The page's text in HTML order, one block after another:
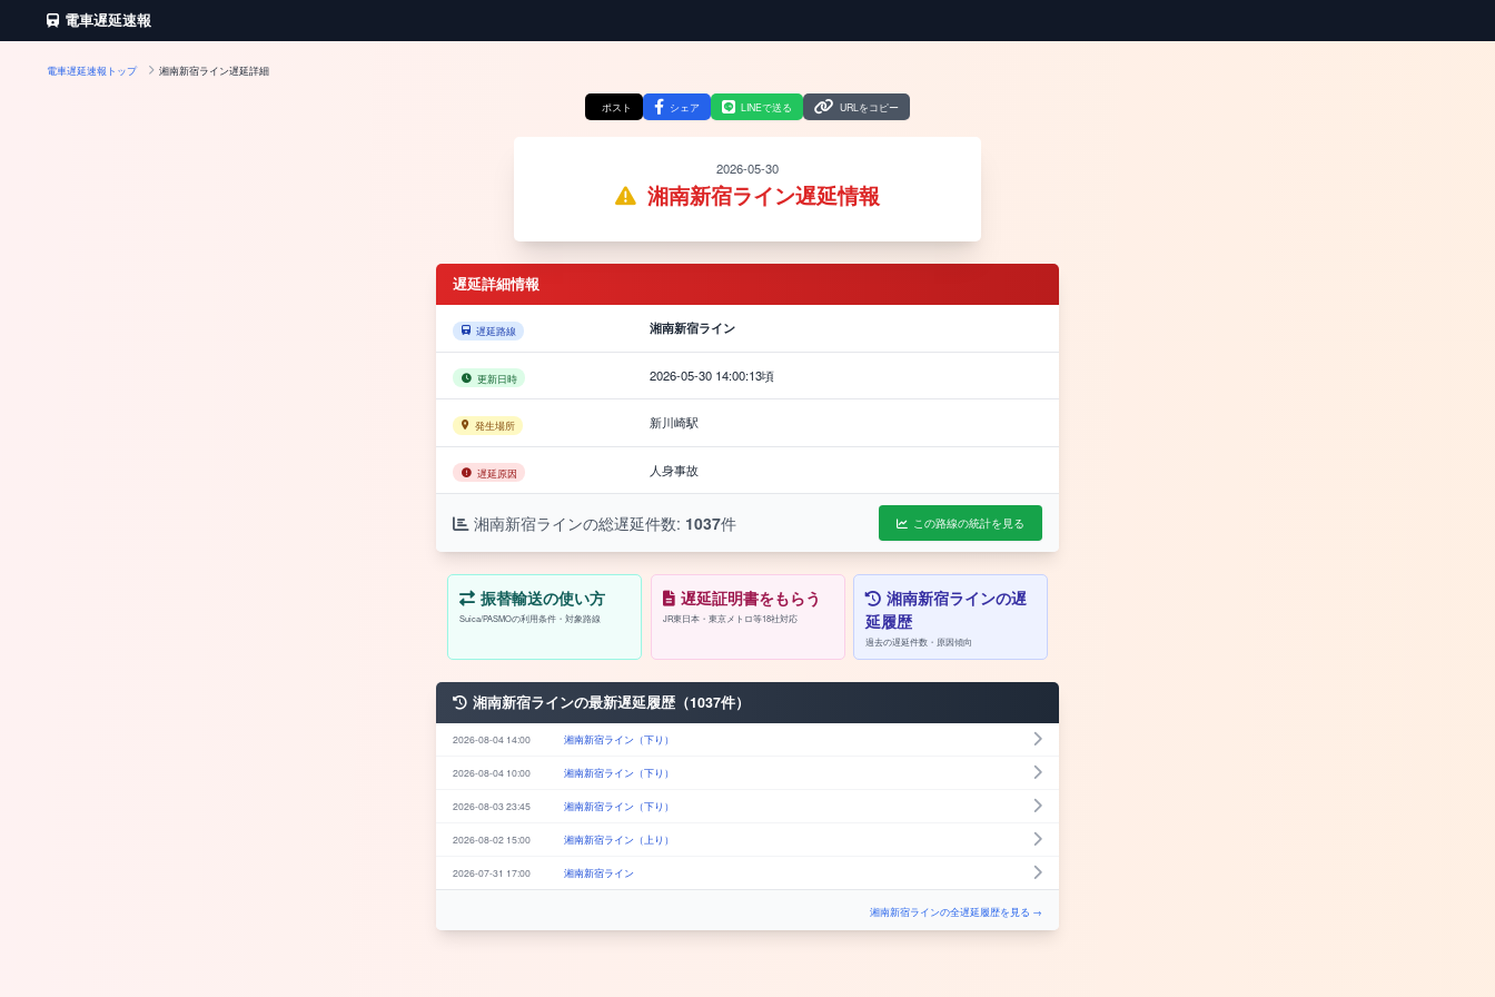
電車遅延速報
電車遅延速報トップ 湘南新宿ライン遅延詳細
ポスト シェア LINEで送る URLをコピー
2026-05-30
湘南新宿ライン遅延情報
遅延詳細情報
遅延路線 湘南新宿ライン
更新日時 2026-05-30 14:00:13頃
発生場所 新川崎駅
遅延原因 人身事故
湘南新宿ラインの総遅延件数: 1037件 この路線の統計を見る
振替輸送の使い方
Suica/PASMOの利用条件・対象路線
遅延証明書をもらう
JR東日本・東京メトロ等18社対応
湘南新宿ラインの遅
延履歴
過去の遅延件数・原因傾向
湘南新宿ラインの最新遅延履歴（1037件）
2026-08-04 14:00 湘南新宿ライン（下り）
2026-08-04 10:00 湘南新宿ライン（下り）
2026-08-03 23:45 湘南新宿ライン（下り）
2026-08-02 15:00 湘南新宿ライン（上り）
2026-07-31 17:00 湘南新宿ライン
湘南新宿ラインの全遅延履歴を見る →